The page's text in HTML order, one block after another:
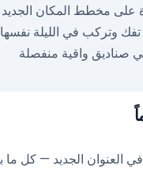
على مخطط المكان الجديد
وتركب في الليلة نفسها
صناديق واقية منفصلة
العنوان الجديد — كل ما